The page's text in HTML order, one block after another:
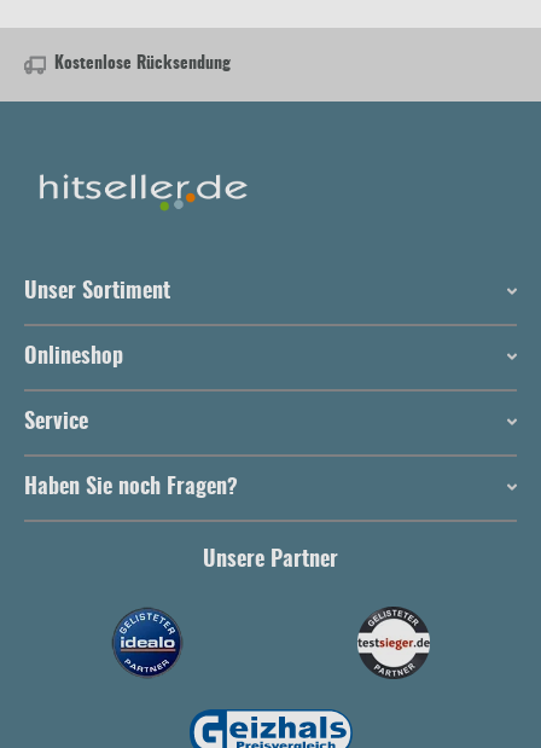
Kostenlose Rücksendung
Unser Sortiment
Onlineshop
Service
Haben Sie noch Fragen?
Unsere Partner